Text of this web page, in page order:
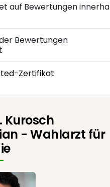
auf Bewertungen
Bewertungen
Zertifikat
Kurosch
- Wahlarzt für